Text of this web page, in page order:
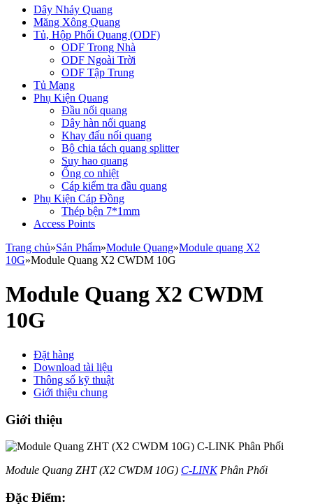
Dây Nhảy Quang
Măng Xông Quang
Tủ, Hộp Phối Quang (ODF)
ODF Trong Nhà
ODF Ngoài Trời
ODF Tập Trung
Tủ Mạng
Phụ Kiện Quang
Đầu nối quang
Dây hàn nối quang
Khay đấu nối quang
Bộ chia tách quang splitter
Suy hao quang
Ống co nhiệt
Cáp kiểm tra đầu quang
Phụ Kiện Cáp Đồng
Thép bện 7*1mm
Access Points
Trang chủ»Sản Phẩm»Module Quang»Module quang X2
10G»Module Quang X2 CWDM 10G
Module Quang X2 CWDM
10G
Đặt hàng
Download tài liệu
Thông số kỹ thuật
Giới thiệu chung
Giới thiệu
Module Quang ZHT (X2 CWDM 10G) C-LINKPhân Phối
Đặc Điểm: